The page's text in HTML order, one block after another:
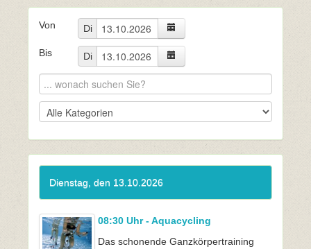
Von Di
Bis Di
Dienstag, den 13.10.2026
08:30 Uhr - Aquacycling
Das schonende Ganzkörpertraining